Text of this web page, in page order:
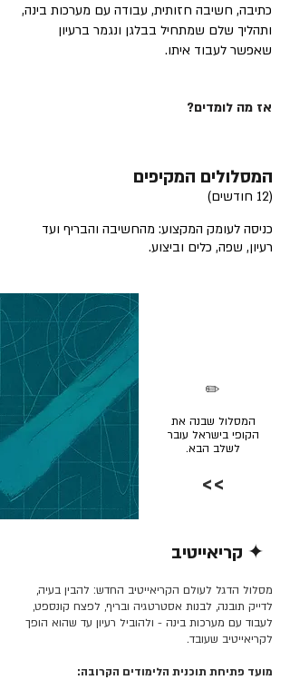
כתיבה, חשיבה חזותית, עבודה עם מערכות בינה,
ותהליך שלם שמתחיל בבלגן ונגמר ברעיון
שאפשר לעבוד איתו.
אז מה לומדים?
המסלולים המקיפים
(12 חודשים)
כניסה לעומק המקצוע: מהחשיבה והבריף ועד
רעיון, שפה, כלים וביצוע.
המסלול שבנה את
הקופי בישראל עובר
לשלב הבא.
✏️
>>
✦ קריאייטיב
מסלול הדגל לעולם הקריאייטיב החדש: להבין בעיה,
לדייק תובנה, לבנות אסטרטגיה ובריף, לפצח קונספט,
לעבוד עם מערכות בינה - ולהוביל רעיון עד שהוא הופך
לקריאייטיב שעובד.
מועד פתיחת תוכנית הלימודים הקרובה: